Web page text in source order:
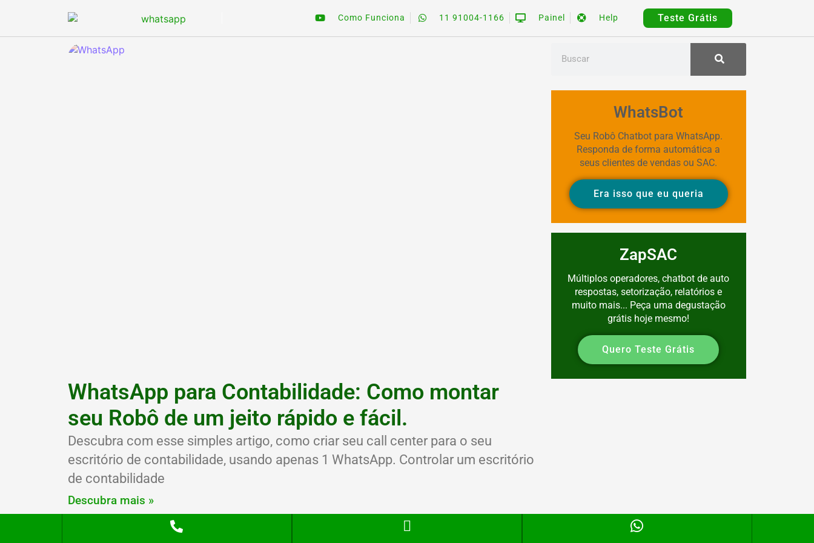
Como Funciona 11 91004-1166 Painel Help Teste Grátis
WhatsApp para Contabilidade: Como montar
seu Robô de um jeito rápido e fácil.
Descubra com esse simples artigo, como criar seu call center para o seu
escritório de contabilidade, usando apenas 1 WhatsApp. Controlar um escritório
de contabilidade
Descubra mais »
WhatsBot
Seu Robô Chatbot para WhatsApp.
Responda de forma automática a
seus clientes de vendas ou SAC.
Era isso que eu queria
ZapSAC
Múltiplos operadores, chatbot de auto
respostas, setorização, relatórios e
muito mais... Peça uma degustação
grátis hoje mesmo!​
Quero Teste Grátis